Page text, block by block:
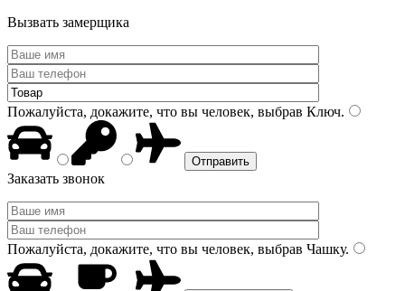
Вызвать замерщика
Пожалуйста, докажите, что вы человек, выбрав Ключ.
Заказать звонок
Пожалуйста, докажите, что вы человек, выбрав Чашку.